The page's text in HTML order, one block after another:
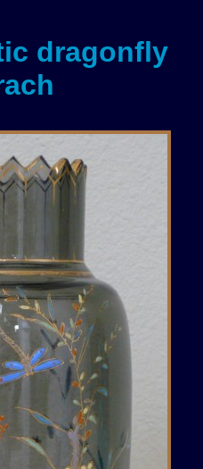
dragonfly